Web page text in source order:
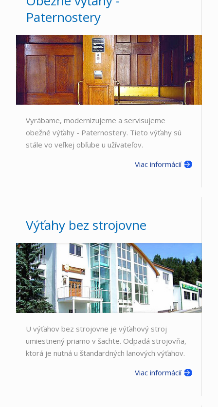
Paternostery
Vyrábame, modernizujeme a servisujeme
obežné výťahy - Paternostery. Tieto výťahy sú
stále vo veľkej obľube u užívateľov.
Viac informácií
Výťahy bez strojovne
U výťahov bez strojovne je výťahový stroj
umiestnený priamo v šachte. Odpadá strojovňa,
ktorá je nutná u štandardných lanových výťahov.
Viac informácií